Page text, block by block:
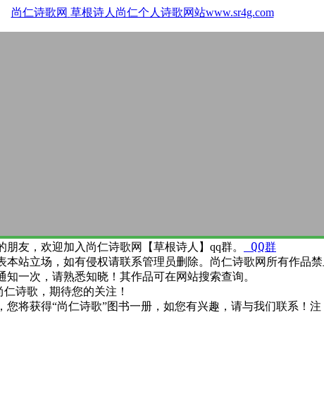
尚仁诗歌网 草根诗人尚仁个人诗歌网站www.sr4g.com
友，欢迎加入尚仁诗歌网【草根诗人】qq群。 QQ群
站立场，如有侵权请联系管理员删除。尚仁诗歌网所有作品禁
一次，请熟悉知晓！其作品可在网站搜索查询。
诗歌，期待您的关注！
将获得“尚仁诗歌”图书一册，如您有兴趣，请与我们联系！